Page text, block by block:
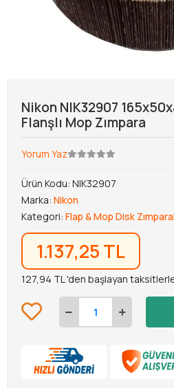
Nikon NIK32907
Flanşlı Mop Zımpara
Yorum Yaz
Ürün Kodu: NIK32907
Marka: Nikon
Kategori: Flap & Mop Disk
1.137,25 TL
127,94 TL 'den başlayan